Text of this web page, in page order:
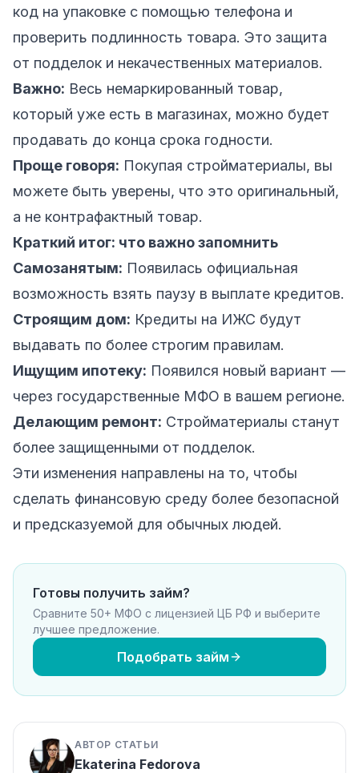
код на упаковке с помощью телефона и
проверить подлинность товара. Это защита
от подделок и некачественных материалов.
Важно: Весь немаркированный товар,
который уже есть в магазинах, можно будет
продавать до конца срока годности.
Проще говоря: Покупая стройматериалы, вы
можете быть уверены, что это оригинальный,
а не контрафактный товар.
Краткий итог: что важно запомнить
Самозанятым: Появилась официальная
возможность взять паузу в выплате кредитов.
Строящим дом: Кредиты на ИЖС будут
выдавать по более строгим правилам.
Ищущим ипотеку: Появился новый вариант —
через государственные МФО в вашем регионе.
Делающим ремонт: Стройматериалы станут
более защищенными от подделок.
Эти изменения направлены на то, чтобы
сделать финансовую среду более безопасной
и предсказуемой для обычных людей.
Готовы получить займ?
Сравните 50+ МФО с лицензией ЦБ РФ и выберите
лучшее предложение.
Подобрать займ
АВТОР СТАТЬИ
Ekaterina Fedorova